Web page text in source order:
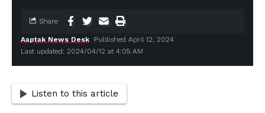
Last updated: 2024/04/12 at 4:05 AM
Aaptak News Desk Published April 12, 2024
Share
Listen to this article